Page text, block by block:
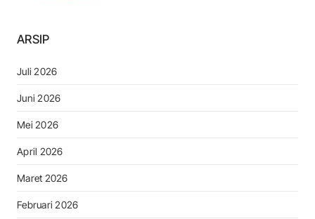
ARSIP
Juli 2026
Juni 2026
Mei 2026
April 2026
Maret 2026
Februari 2026